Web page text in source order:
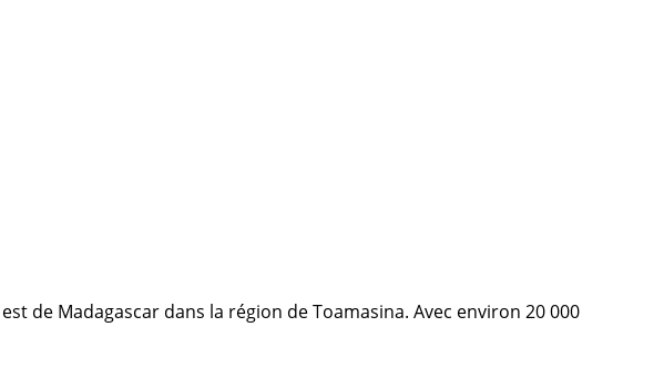
de Madagascar dans la région de Toamasina. Avec environ 20 000